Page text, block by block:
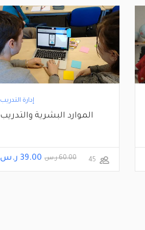
إدارة التدريب
الموارد البشرية والتدريب
60.00 ر.س 39.00 ر.س